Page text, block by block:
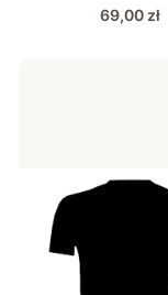
Cena
69,00 zł